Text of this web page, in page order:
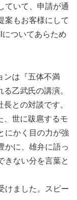
ていて、申請が通
案もお客様にして
ついてあらため
ンは『五体不満
る乙武氏の講演。
長との対談です。
、世に跋扈するモ
にかく目の力が強
かに、雄弁に語っ
きない分を言葉と
けました。スピー